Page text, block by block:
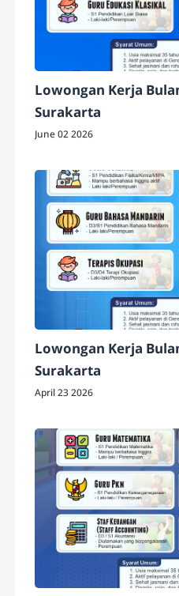
Lowongan Kerja
Surakarta
June 02 2026
Lowongan Kerja
Surakarta
April 23 2026